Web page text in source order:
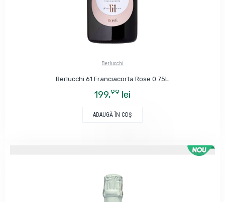
Berlucchi
Berlucchi 61 Franciacorta Rose 0.75L
199,99 lei
ADAUGĂ ÎN COŞ